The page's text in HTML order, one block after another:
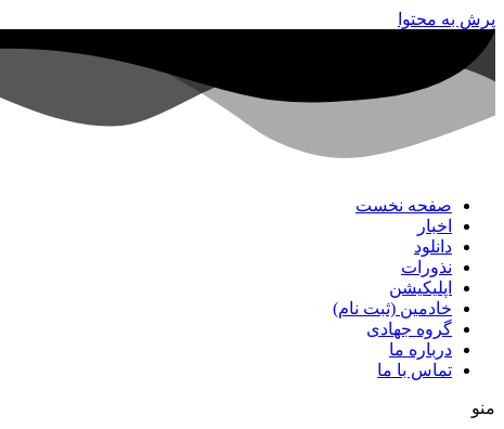
پرش به محتوا
صفحه نخست
اخبار
دانلود
نذورات
اپلیکیشن
خادمین (ثبت نام)
گروه جهادی
درباره ما
تماس با ما
منو